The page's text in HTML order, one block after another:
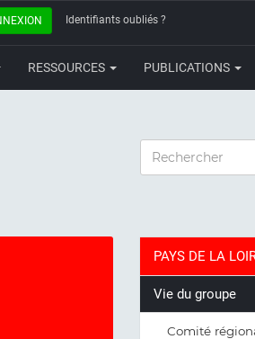
Identifiants oubliés ?
RESSOURCES PUBLICATIONS
RECHERCHER
PAYS DE LA
Vie du groupe
Comité